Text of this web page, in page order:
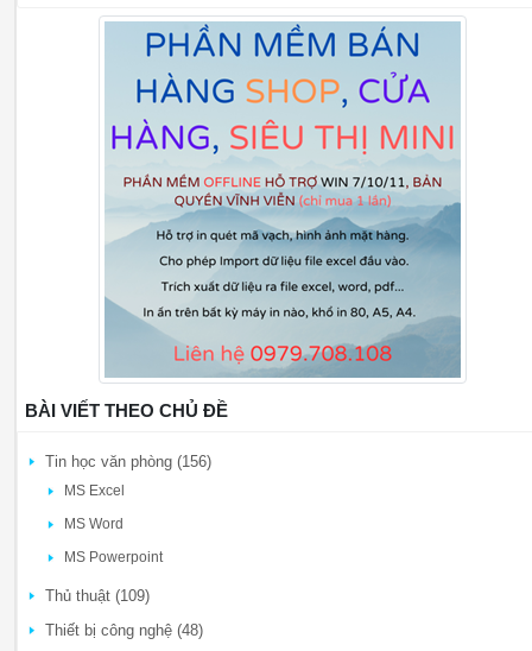
BÀI VIẾT THEO CHỦ ĐỀ
Tin học văn phòng (156)
MS Excel
MS Word
MS Powerpoint
Thủ thuật (109)
Thiết bị công nghệ (48)